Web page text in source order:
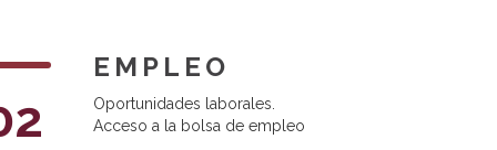
EMPLEO
Oportunidades laborales.
Acceso a la bolsa de empleo